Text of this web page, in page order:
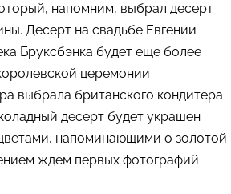
напомним, выбрал десерт
Десерт на свадьбе Евгении
Бруксбэнка будет еще более
церемонии —
выбрала британского кондитера
десерт будет украшен
напоминающими о золотой
ждем первых фотографий